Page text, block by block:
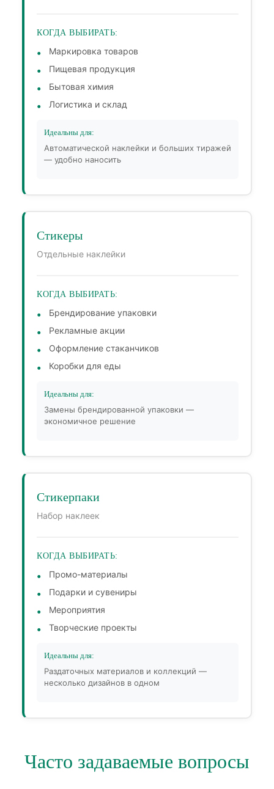
КОГДА ВЫБИРАТЬ:
Маркировка товаров
Пищевая продукция
Бытовая химия
Логистика и склад
Идеальны для:
Автоматической наклейки и больших тиражей
— удобно наносить
Стикеры
Отдельные наклейки
КОГДА ВЫБИРАТЬ:
Брендирование упаковки
Рекламные акции
Оформление стаканчиков
Коробки для еды
Идеальны для:
Замены брендированной упаковки —
экономичное решение
Стикерпаки
Набор наклеек
КОГДА ВЫБИРАТЬ:
Промо-материалы
Подарки и сувениры
Мероприятия
Творческие проекты
Идеальны для:
Раздаточных материалов и коллекций —
несколько дизайнов в одном
Часто задаваемые вопросы